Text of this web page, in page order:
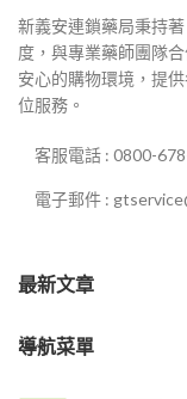
新義安連鎖藥局秉持
度，與專業藥師團隊
安心的購物環境，提
位服務。
客服電話 : 0800-
電子郵件 :
最新文章
導航菜單